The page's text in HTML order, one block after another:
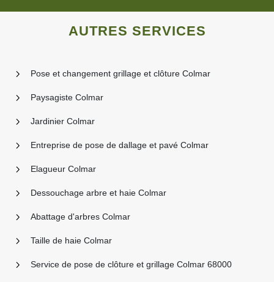
AUTRES SERVICES
Pose et changement grillage et clôture Colmar
Paysagiste Colmar
Jardinier Colmar
Entreprise de pose de dallage et pavé Colmar
Elagueur Colmar
Dessouchage arbre et haie Colmar
Abattage d'arbres Colmar
Taille de haie Colmar
Service de pose de clôture et grillage Colmar 68000